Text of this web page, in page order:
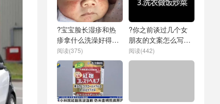
?宝宝脸长湿疹和热
疹拿什么洗澡好得快
啊
阅读(375)
?你之前谈过几个女
朋友的文案怎么写好
呢
阅读(442)